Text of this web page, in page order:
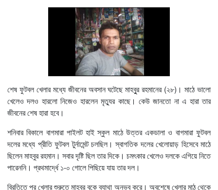
শেষ ফুটবল খেলার মধ্যে জীবনের অবসান ঘটেছে মাহবুুর রহমানের (২৮)। মাঠে ভালো
খেলেও দলও হারলো নিজেও হারলেন মৃত্যুর কাছে। কেউ জানতো না এ হারা তার
জীবনের শেষ হারা হবে।
শনিবার বিকালে বাগমারা পাইলট হাই স্কুল মাঠে উত্তর একডালা ও বাগমারা ফুটবল
দলের মধ্যে প্রীতি ফুটবল টুর্নামেন্ট চলছিল। স্বাগতিক দলের খেলোয়াড় হিসেবে মাঠে
ছিলেন মাহবুর রহমান। সবার দৃষ্টি ছিল তার দিকে। চমৎকার খেলেও দলকে এগিয়ে নিতে
পারেননি। প্রথমার্দ্ধে ১-০ গোলে পিছিয়ে যায় তার দল।
বিরতিতে পর খেলার শুরুতে মাহবুর বুকে ব্যাথা অনুভব করে। অবশেষে খেলার মাঠ থেকে